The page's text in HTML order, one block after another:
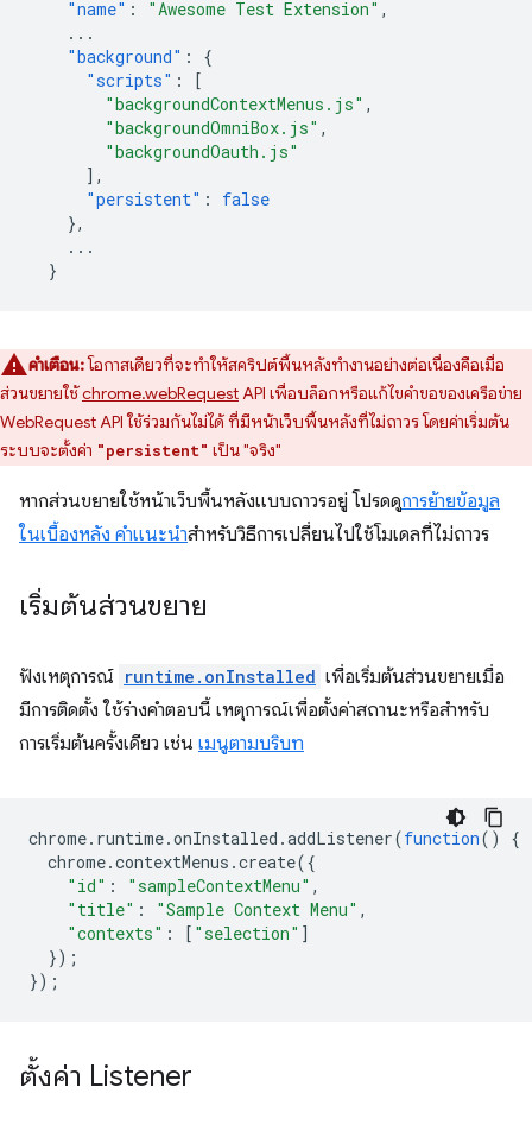
"name" : "Awesome Test Extension" ,
...
"background" :
{
"scripts" :
[
"backgroundContextMenus.js" ,
"backgroundOmniBox.js" ,
"backgroundOauth.js"
],
"persistent" :
false
},
...
}
คำเตือน:โอกาสเดียวที่จะทำให้สคริปต์พื้นหลังทำงานอย่างต่อเนื่องคือเมื่อ
ส่วนขยายใช้chrome.webRequestAPI เพื่อบล็อกหรือแก้ไขคำขอของเครือข่าย
WebRequest API ใช้ร่วมกันไม่ได้ ที่มีหน้าเว็บพื้นหลังที่ไม่ถาวร โดยค่าเริ่มต้น
ระบบจะตั้งค่า "persistent" เป็น "จริง"
หากส่วนขยายใช้หน้าเว็บพื้นหลังแบบถาวรอยู่ โปรดดูการย้ายข้อมูล
ในเบื้องหลัง คำแนะนำสำหรับวิธีการเปลี่ยนไปใช้โมเดลที่ไม่ถาวร
เริ่มต้นส่วนขยาย
ฟังเหตุการณ์ runtime.onInstalled เพื่อเริ่มต้นส่วนขยายเมื่อ
มีการติดตั้ง ใช้ร่างคำตอบนี้ เหตุการณ์เพื่อตั้งค่าสถานะหรือสำหรับ
การเริ่มต้นครั้งเดียว เช่น เมนูตามบริบท
chrome. runtime.onInstalled .addListener(function()
{
chrome.contextMenus .create({
"id" : "sampleContextMenu" ,
"title" : "Sample Context Menu" ,
"contexts" : [ "selection" ]
});
});
ตั้งค่า Listener